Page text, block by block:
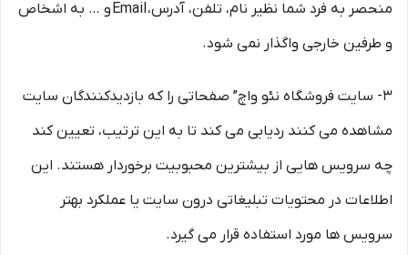
منحصر به فرد شما نظیر نام، تلفن، آدرس، Email و … به اشخاص
و طرفین خارجی واگذار نمی شود.
۳- سایت فروشگاه نئو واچ” صفحاتی را که بازدیدکنندگان سایت
مشاهده می کنند ردیابی می کند تا به این ترتیب، تعیین کند
چه سرویس هایی از بیشترین محبوبیت برخوردار هستند. این
اطلاعات در محتویات تبلیغاتی درون سایت یا عملکرد بهتر
سرویس ها مورد استفاده قرار می گیرد.